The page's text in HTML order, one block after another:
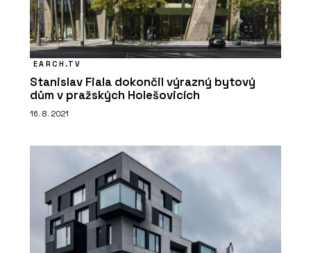
EARCH.TV
Stanislav Fiala dokončil výrazný bytový
dům v pražských Holešovicích
16. 8. 2021